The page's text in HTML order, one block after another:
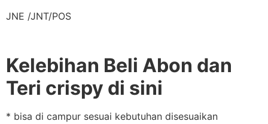
JNE /JNT/POS
Kelebihan Beli Abon dan
Teri crispy di sini
* bisa di campur sesuai kebutuhan disesuaikan